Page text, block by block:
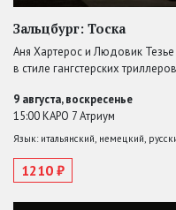
Зальцбург: Тоска
Аня Хартерос и Людовик
в стиле гангстерских
9 августа, воскресенье
15:00 КАРО 7 Атриум
Язык: итальянский, немецкий,
1210 ₽